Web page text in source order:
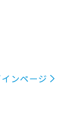
ンページ